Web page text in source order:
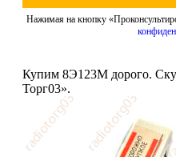
Нажимая на кнопку
Купим 8Э123М дорого.
Торг03».